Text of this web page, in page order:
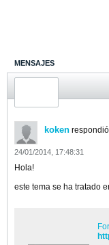
MENSAJES
ÚLTIMA ACTIVIDAD
koken respondió
24/01/2014, 17:48:31
Hola!
este tema se ha tratado